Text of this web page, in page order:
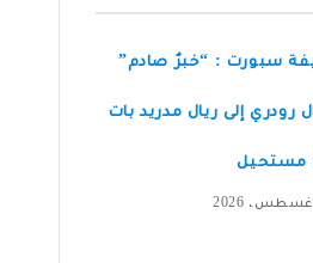
سبورت : “خبرٌ صادم”
رودري إلى ريال مدريد بات
مستحيل